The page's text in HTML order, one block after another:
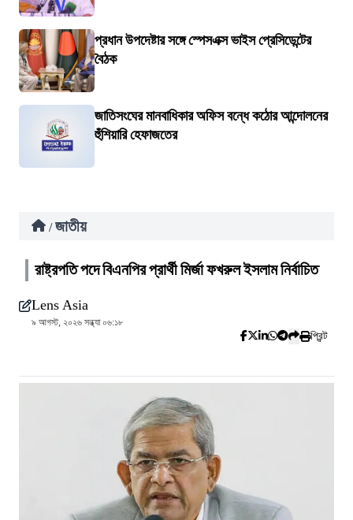
প্রধান উপদেষ্টার সঙ্গে স্পেসএক্স ভাইস প্রেসিডেন্টের
বৈঠক
জাতিসংঘের মানবাধিকার অফিস বন্ধে কঠোর আন্দোলনের
হুঁশিয়ারি হেফাজতের
/ জাতীয়
রাষ্ট্রপতি পদে বিএনপির প্রার্থী মির্জা ফখরুল ইসলাম নির্বাচিত
Lens Asia
৯ আগস্ট, ২০২৬ সন্ধ্যা ০৬:১৮
প্রিন্ট